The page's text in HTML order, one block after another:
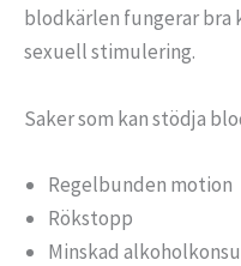
blodkärlen fungerar bra
sexuell stimulering.
Saker som kan stödja
Regelbunden motion
Rökstopp
Minskad